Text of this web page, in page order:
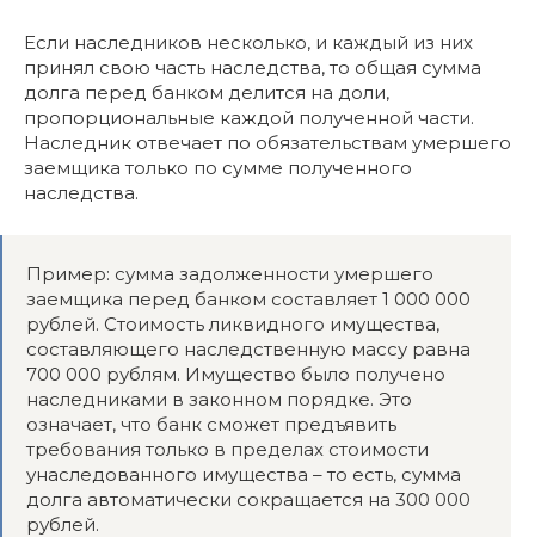
Если наследников несколько, и каждый из них
принял свою часть наследства, то общая сумма
долга перед банком делится на доли,
пропорциональные каждой полученной части.
Наследник отвечает по обязательствам умершего
заемщика только по сумме полученного
наследства.
Пример: сумма задолженности умершего
заемщика перед банком составляет 1 000 000
рублей. Стоимость ликвидного имущества,
составляющего наследственную массу равна
700 000 рублям. Имущество было получено
наследниками в законном порядке. Это
означает, что банк сможет предъявить
требования только в пределах стоимости
унаследованного имущества – то есть, сумма
долга автоматически сокращается на 300 000
рублей.